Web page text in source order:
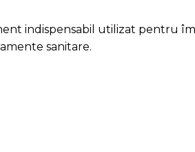
indispensabil utilizat pentru
sanitare.